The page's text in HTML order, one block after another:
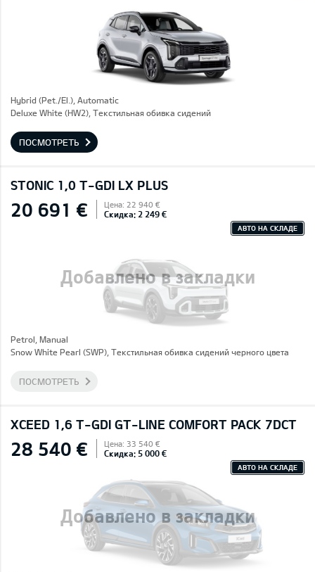
Hybrid (Pet./El.), Automatic
Deluxe White (HW2), Текстильная обивка сидений
ПОСМОТРЕТЬ
STONIC 1,0 T-GDI LX PLUS
Добавлено в закладки
20 691 € Цена: 22 940 €
Скидка: 2 249 €
АВТО НА СКЛАДЕ
Petrol, Manual
Snow White Pearl (SWP), Текстильная обивка сидений черного цвета
ПОСМОТРЕТЬ
XCEED 1,6 T-GDI GT-LINE COMFORT PACK 7DCT
Добавлено в закладки
28 540 € Цена: 33 540 €
Скидка: 5 000 €
АВТО НА СКЛАДЕ